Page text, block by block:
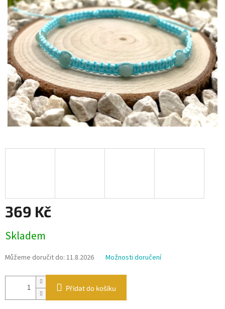
369 Kč
cena:
Skladem
Můžeme doručit do: 11.8.2026 Možnosti doručení
Přidat do košíku